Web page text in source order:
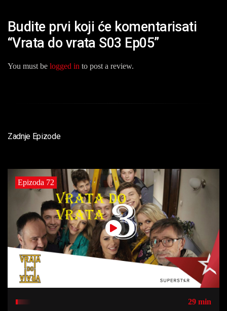
Budite prvi koji će komentarisati
“Vrata do vrata S03 Ep05”
You must be logged in to post a review.
Zadnje Epizode
Epizoda 72
29 min